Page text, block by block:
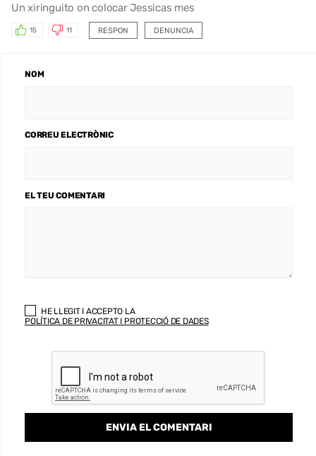
Un xiringuito on colocar Jessicas mes
RESPON
15 11 DENUNCIA
NOM
CORREU ELECTRÒNIC
EL TEU COMENTARI
HE LLEGIT I ACCEPTO LA
POLÍTICA DE PRIVACITAT I PROTECCIÓ DE DADES